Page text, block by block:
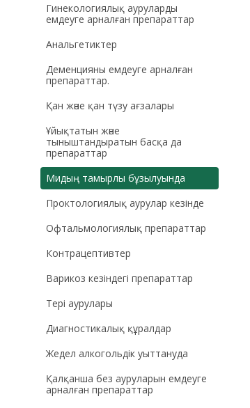
Гинекологиялық ауруларды
емдеуге арналған препараттар
Анальгетиктер
Деменцияны емдеуге арналған
препараттар.
Қан және қан түзу ағзалары
Ұйықтатын және
тыныштандыратын басқа да
препараттар
Мидың тамырлы бұзылуында
Проктологиялық аурулар кезінде
Офтальмологиялық препараттар
Контрацептивтер
Варикоз кезіндегі препараттар
Тері аурулары
Диагностикалық құралдар
Жедел алкогольдік уыттануда
Қалқанша без ауруларын емдеуге
арналған препараттар